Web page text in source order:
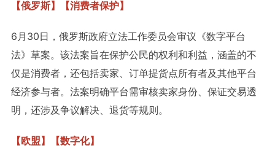
【俄罗斯】 【消费者保护】
6月30日，俄罗斯政府立法工作委员会审议《数字平台
法》草案。该法案旨在保护公民的权利和利益，涵盖的不
仅是消费者，还包括卖家、订单提货点所有者及其他平台
经济参与者。法案明确平台需审核卖家身份、保证交易透
明，还涉及争议解决、退货等规则。
【欧盟】 【数字化】